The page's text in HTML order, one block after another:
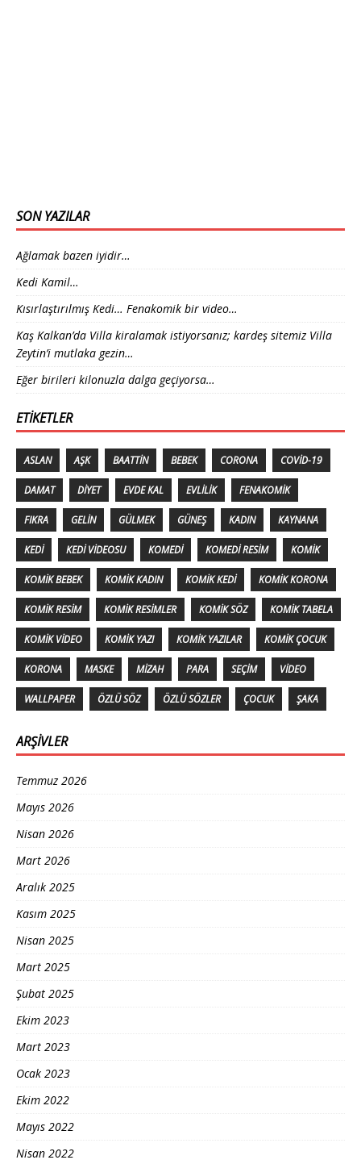
SON YAZILAR
Ağlamak bazen iyidir…
Kedi Kamil…
Kısırlaştırılmış Kedi… Fenakomik bir video…
Kaş Kalkan’da Villa kiralamak istiyorsanız; kardeş sitemiz Villa
Zeytin’i mutlaka gezin…
Eğer birileri kilonuzla dalga geçiyorsa…
ETIKETLER
ASLAN AŞK BAATTIN BEBEK CORONA COVID-19
DAMAT DIYET EVDE KAL EVLILIK FENAKOMIK
FIKRA GELIN GÜLMEK GÜNEŞ KADIN KAYNANA
KEDI KEDI VIDEOSU KOMEDI KOMEDI RESIM KOMIK
KOMIK BEBEK KOMIK KADIN KOMIK KEDI KOMIK KORONA
KOMIK RESIM KOMIK RESIMLER KOMIK SÖZ KOMIK TABELA
KOMIK VIDEO KOMIK YAZI KOMIK YAZILAR KOMIK ÇOCUK
KORONA MASKE MIZAH PARA SEÇIM VIDEO
WALLPAPER ÖZLÜ SÖZ ÖZLÜ SÖZLER ÇOCUK ŞAKA
ARŞIVLER
Temmuz 2026
Mayıs 2026
Nisan 2026
Mart 2026
Aralık 2025
Kasım 2025
Nisan 2025
Mart 2025
Şubat 2025
Ekim 2023
Mart 2023
Ocak 2023
Ekim 2022
Mayıs 2022
Nisan 2022